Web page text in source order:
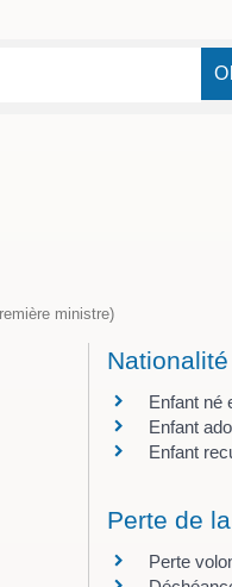
ministre)
Enfant né
Enfant
Enfant
Perte de
Perte